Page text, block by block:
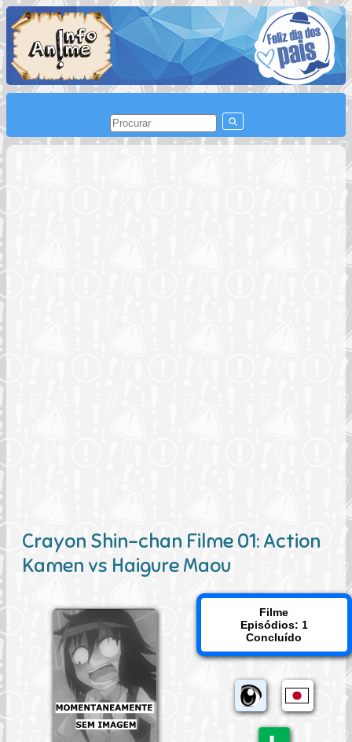
Crayon Shin-chan Filme 01: Action
Kamen vs Haigure Maou
Filme
Episódios: 1
Concluído